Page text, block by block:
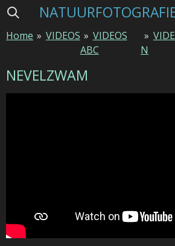
Ga
naar
hoofdinhoud
Home » VIDEOS » VIDEOS
ABC
»
N
NEVELZWAM